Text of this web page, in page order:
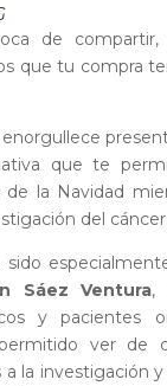
de
que tu compra
que te
de la Navidad
del
Sáez Ventura,
y pacientes
ver de
a la investigación